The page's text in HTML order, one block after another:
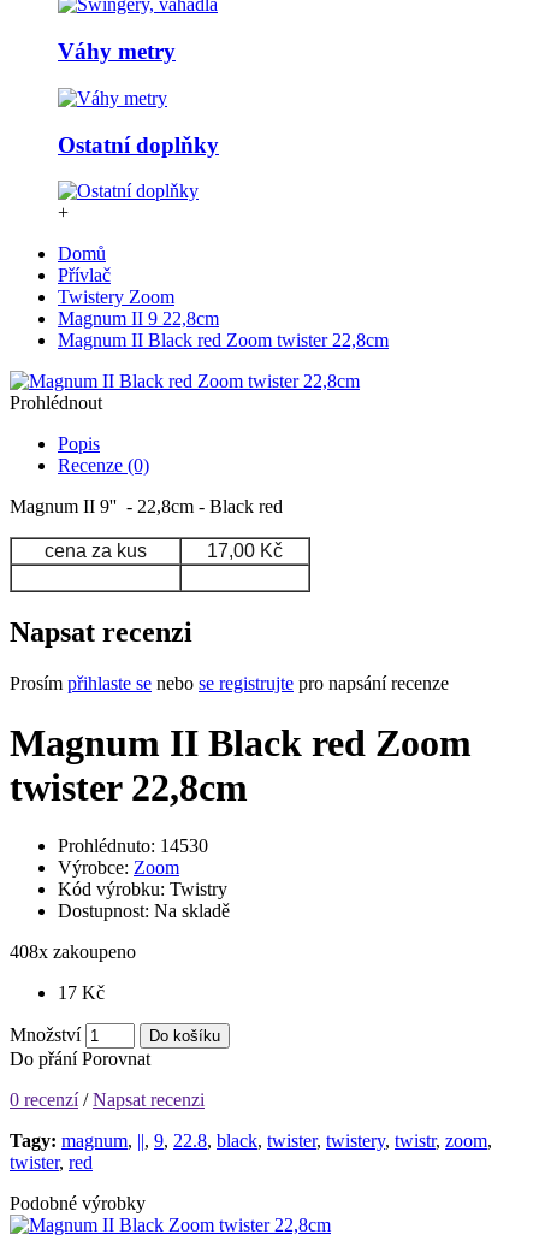
Váhy metry
Ostatní doplňky
+
Domů
Přívlač
Twistery Zoom
Magnum II 9 22,8cm
Magnum II Black red Zoom twister 22,8cm
Prohlédnout
Popis
Recenze (0)
Magnum II 9'' - 22,8cm - Black red
cena za kus 17,00 Kč
Napsat recenzi
Prosím přihlaste se nebo se registrujte pro napsání recenze
Magnum II Black red Zoom
twister 22,8cm
Prohlédnuto: 14530
Výrobce: Zoom
Kód výrobku: Twistry
Dostupnost: Na skladě
408x zakoupeno
17 Kč
Množství Do košíku
Do přání Porovnat
0 recenzí/Napsat recenzi
Tagy: magnum, ||, 9, 22.8, black, twister, twistery, twistr, zoom,
twister, red
Podobné výrobky